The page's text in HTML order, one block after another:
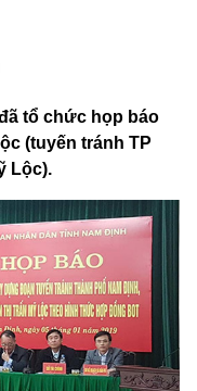
tổ chức họp báo
(tuyến tránh TP
Lộc).